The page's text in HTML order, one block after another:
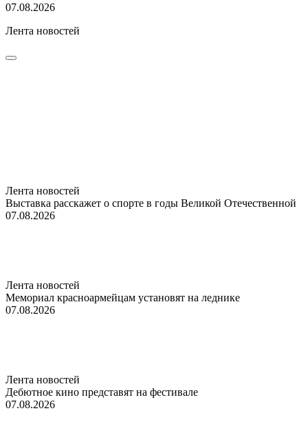
07.08.2026
Лента новостей
Лента новостей
Выставка расскажет о спорте в годы Великой Отечественной
07.08.2026
Лента новостей
Мемориал красноармейцам установят на леднике
07.08.2026
Лента новостей
Дебютное кино представят на фестивале
07.08.2026